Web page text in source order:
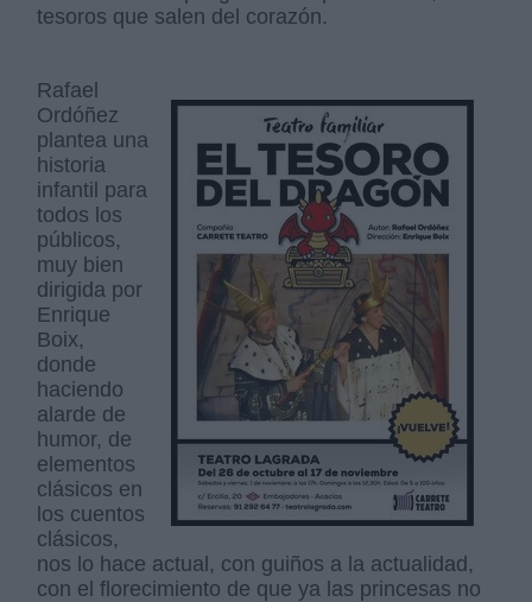
tesoros que salen del corazón.
Rafael
Ordóñez
plantea una
historia
infantil para
todos los
públicos,
muy bien
dirigida por
Enrique
Boix,
donde
haciendo
alarde de
humor, de
elementos
clásicos en
los cuentos
clásicos,
nos lo hace actual, con guiños a la actualidad,
con el florecimiento de que ya las princesas no